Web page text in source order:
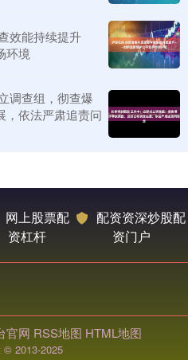
效能持续提升
环境
调查组，彻查爆
，依法严肃追责问
网上股票配
资杠杆
配资资深炒股配
资门户
官网 RSS地图 HTML地图
© 2013-2025